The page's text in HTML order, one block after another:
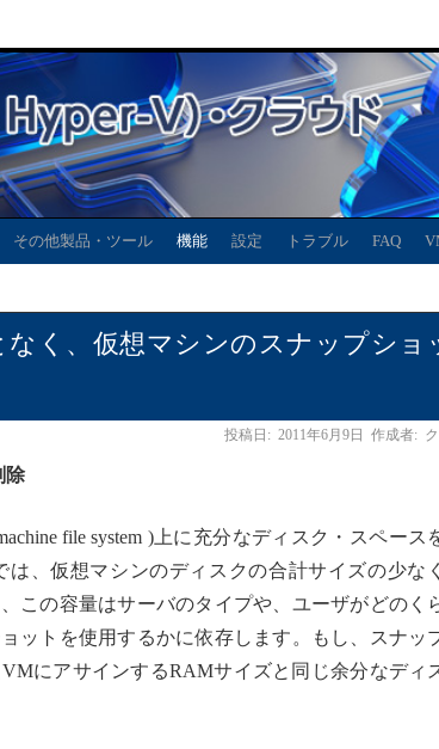
その他製品・ツール 機能 設定 トラブル FAQ
く、仮想マシンのスナップショ
投稿日: 2011年6月9日 作成者:
除
file system )上に充分なディスク・スペース
、仮想マシンのディスクの合計サイズの少な
この容量はサーバのタイプや、ユーザがどのく
ットを使用するかに依存します。もし、スナッ
にアサインするRAMサイズと同じ余分なディ